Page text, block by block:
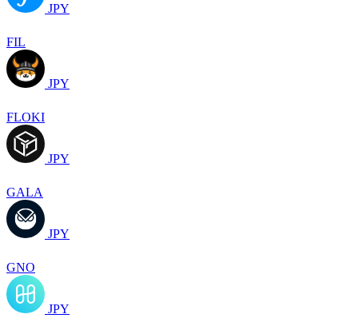
JPY
FIL
JPY
FLOKI
JPY
GALA
JPY
GNO
JPY